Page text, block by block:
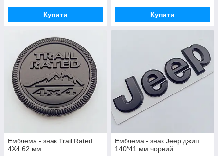
Купити Купити
Емблема - знак Trail Rated
4X4 62 мм
Емблема - знак Jeep джип
140*41 мм чорний